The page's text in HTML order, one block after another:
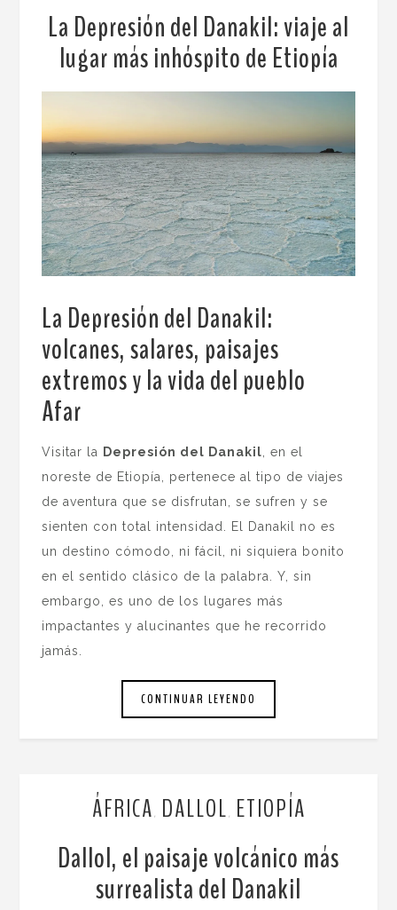
La Depresión del Danakil: viaje al
lugar más inhóspito de Etiopía
La Depresión del Danakil:
volcanes, salares, paisajes
extremos y la vida del pueblo
Afar
Visitar la Depresión del Danakil , en el
noreste de Etiopía, pertenece al tipo de viajes
de aventura que se disfrutan, se sufren y se
sienten con total intensidad. El Danakil no es
un destino cómodo, ni fácil, ni siquiera bonito
en el sentido clásico de la palabra. Y, sin
embargo, es uno de los lugares más
impactantes y alucinantes que he recorrido
jamás.
CONTINUAR LEYENDO
ÁFRICA DALLOL ETIOPÍA
Dallol, el paisaje volcánico más
surrealista del Danakil